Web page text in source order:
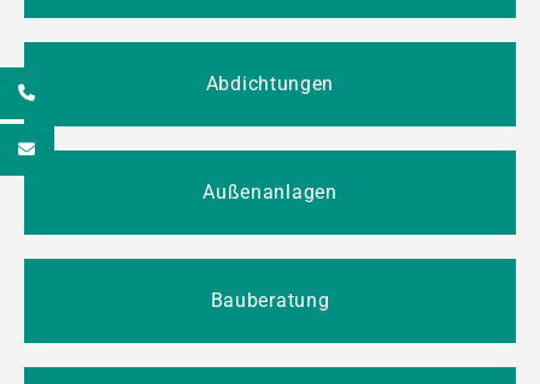
Abdichtungen
Außenanlagen
Bauberatung